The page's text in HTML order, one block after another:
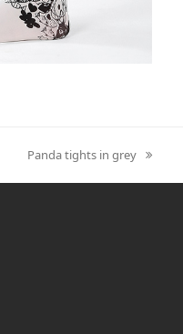
next
post:
Panda tights in grey